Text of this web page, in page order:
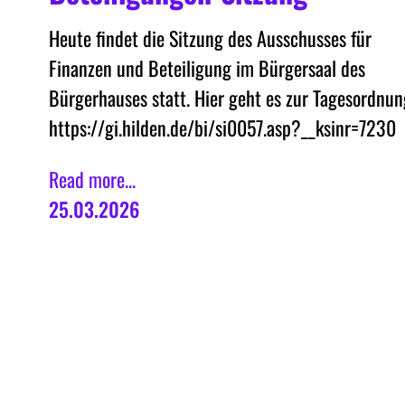
Heute findet die Sitzung des Ausschusses für
Finanzen und Beteiligung im Bürgersaal des
Bürgerhauses statt. Hier geht es zur
https://gi.hilden.de/bi/si0057.asp?__ksinr=7230
Read more...
25.03.2026